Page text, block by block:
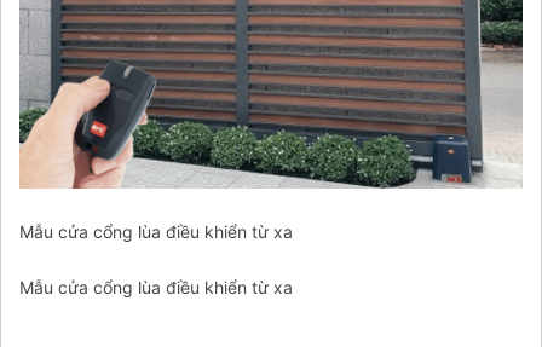
Mẫu cửa cổng lùa điều khiển từ xa
Mẫu cửa cổng lùa điều khiển từ xa